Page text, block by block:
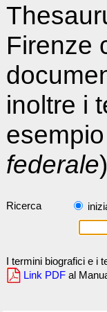
Firenze
inoltre i
federale
Ricerca
I termini biografici e i
Link PDF al